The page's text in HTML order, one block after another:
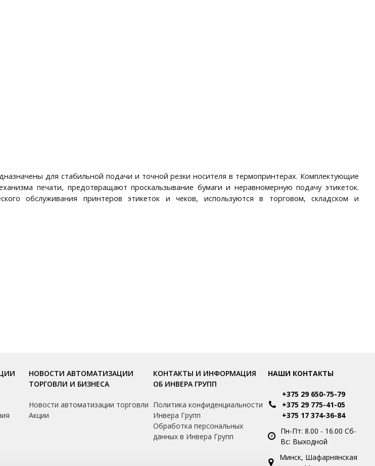
для стабильной подачи и точной резки носителя в термопринтерах. Комплектующие
печати, предотвращают проскальзывание бумаги и неравномерную подачу этикеток.
обслуживания принтеров этикеток и чеков, используются в торговом, складском и
НОВОСТИ АВТОМАТИЗАЦИИ
ТОРГОВЛИ И БИЗНЕСА
Новости автоматизации торговли
Акции
КОНТАКТЫ И ИНФОРМАЦИЯ
ОБ ИНВЕРА ГРУПП
Политика конфиденциальности
Инвера Групп
Обработка персональных
данных в Инвера Групп
НАШИ КОНТАКТЫ
+375 29 650-75-79
+375 29 775-41-05
+375 17 374-36-84
Пн-Пт: 8.00 - 16.00 Сб-
Вс: Выходной
Минск, Шафарнянская